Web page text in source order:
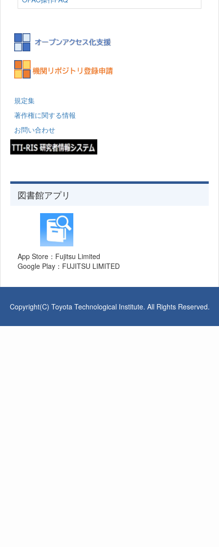
規定集
著作権に関する情報
お問い合わせ
図書館アプリ
App Store：Fujitsu Limited
Google Play：FUJITSU LIMITED
Copyright(C) Toyota Technological Institute. All Rights Reserved.